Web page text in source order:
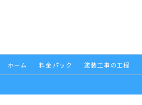
ホーム 料金パック 塗装工事の工程